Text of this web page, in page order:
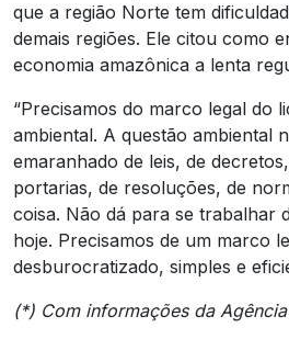
que a região Norte tem
demais regiões. Ele citou como
economia amazônica a lenta
“Precisamos do marco legal do
ambiental. A questão ambiental
emaranhado de leis, de
portarias, de resoluções, de
coisa. Não dá para se trabalhar
hoje. Precisamos de um marco
desburocratizado, simples e
(*) Com informações da